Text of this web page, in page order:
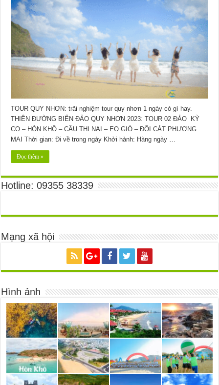
TOUR QUY NHƠN: trãi nghiệm tour quy nhơn 1 ngày có gì hay.
THIÊN ĐƯỜNG BIỂN ĐẢO QUY NHƠN 2023: TOUR 02 ĐẢO KỲ
CO – HÒN KHÔ – CẦU THỊ NẠI – EO GIÓ – ĐỒI CÁT PHƯƠNG
MAI Thời gian: Đi về trong ngày Khởi hành: Hàng ngày …
Đọc thêm »
Hotline: 09355 38339
Mạng xã hội
Hình ảnh